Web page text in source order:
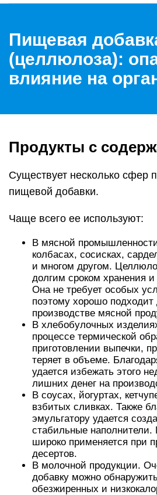
Пищевая
(целлюлоза):
влияние на
Продукты с
Существует несколько сфер
пищевой добавки.
Чаще всего ее используют:
В мясной
колбасах, сосисках,
и многом другом.
долгим сроком хранения
Она не требует особых
поэтому хорошо подходит
производстве мясной
В хлебобулочных
процессе термической
приготовлении выпечки,
теряет в объеме.
удается избежать этого
лишних денег на
В соусах, йогуртах,
взбитых сливках. Также
эмульгатору удается
стабильные наполнители.
широко применяется при
десертов.
В молочной продукции.
добавку можно
обезжиренных и